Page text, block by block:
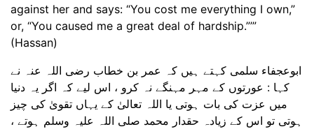
against her and says: “You cost me everything I own,”
or, “You caused me a great deal of hardship.”’”
(Hassan)
ابوعجفاء سلمی کہتے ہیں کہ عمر بن خطاب رضی اللہ عنہ نے
کہا : عورتوں کے مہر مہنگے نہ کرو ، اس لیے کہ اگر یہ دنیا
میں عزت کی بات ہوتی یا اللہ تعالیٰ کے یہاں تقویٰ کی چیز
ہوتی تو اس کے زیادہ حقدار محمد صلی اللہ علیہ وسلم ہوتے ،